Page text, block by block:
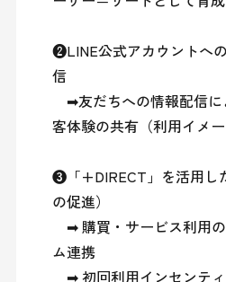
❷LINE公式アカウントへ
信
➡友だちへの情報配信に
客体験の共有（利用イメー
❸「+DIRECT」を活用し
の促進）
➡ 購買・サービス利用
ム連携
➡ 初回利用インセンテ